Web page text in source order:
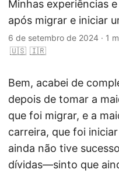
Minhas experiências
após migrar e iniciar
6 de setembro de 2024 · 1
🇺🇸 🇮🇷
Bem, acabei de
depois de tomar a
que foi migrar, e a
carreira, que foi
ainda não tive
dívidas—sinto que